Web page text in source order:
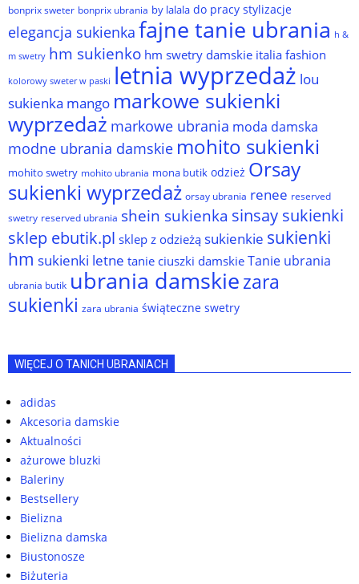
bonprix sweter bonprix ubrania by lalala do pracy stylizacje
elegancja sukienka fajne tanie ubrania h &
m swetry hm sukienko hm swetry damskie italia fashion
kolorowy sweter w paski letnia wyprzedaż lou
sukienka mango markowe sukienki
wyprzedaż markowe ubrania moda damska
modne ubrania damskie mohito sukienki
mohito swetry mohito ubrania mona butik odzież Orsay
sukienki wyprzedaż orsay ubrania renee reserved
swetry reserved ubrania shein sukienka sinsay sukienki
sklep ebutik.pl sklep z odzieżą sukienkie sukienki
hm sukienki letne tanie ciuszki damskie Tanie ubrania
ubrania butik ubrania damskiezara
sukienki zara ubrania świąteczne swetry
WIĘCEJ O TANICH UBRANIACH
adidas
Akcesoria damskie
Aktualności
ażurowe bluzki
Baleriny
Bestsellery
Bielizna
Bielizna damska
Biustonosze
Biżuteria